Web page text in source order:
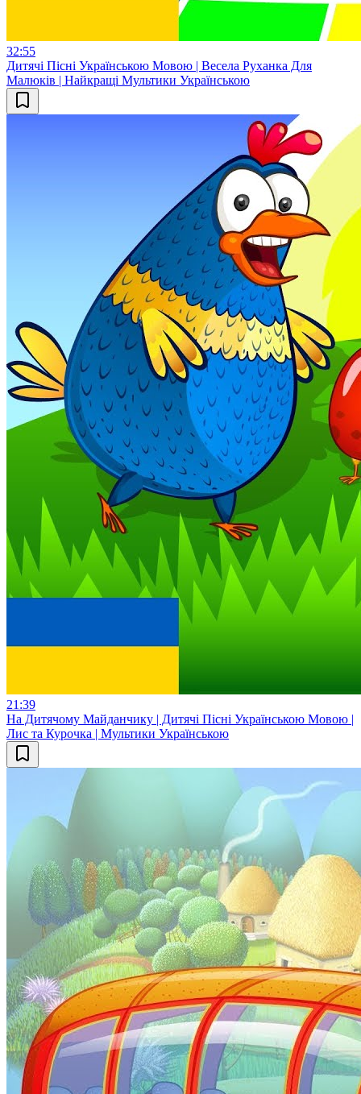
32:55
Дитячі Пісні Українською Мовою | Весела Руханка Для
Малюків | Найкращі Мультики Українською
21:39
На Дитячому Майданчику | Дитячі Пісні Українською Мовою |
Лис та Курочка | Мультики Українською